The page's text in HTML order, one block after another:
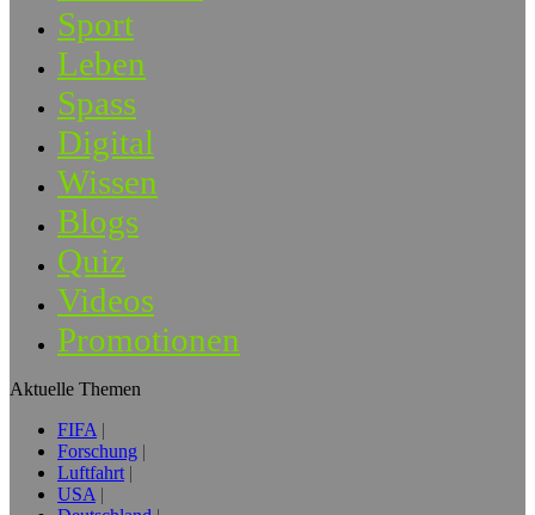
Sport
Leben
Spass
Digital
Wissen
Blogs
Quiz
Videos
Promotionen
Aktuelle Themen
FIFA
Forschung
Luftfahrt
USA